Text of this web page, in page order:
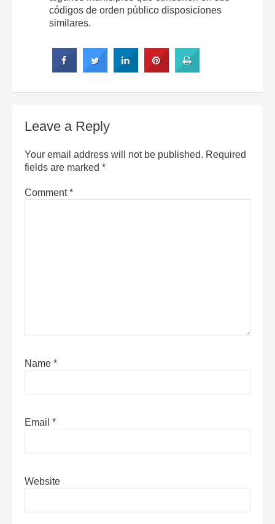
códigos de orden público disposiciones
similares.
Leave a Reply
Your email address will not be published. Required
fields are marked *
Comment*
Name *
Email *
Website